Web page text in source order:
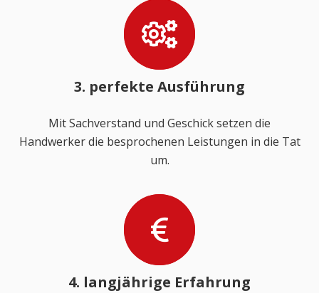
3. perfekte Ausführung
Mit Sachverstand und Geschick setzen die
Handwerker die besprochenen Leistungen in die Tat
um.
4. langjährige Erfahrung